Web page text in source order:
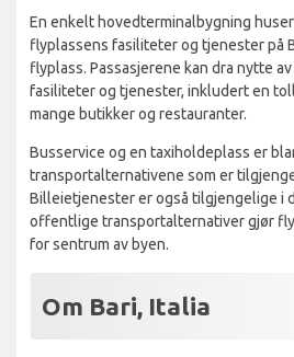
En enkelt hovedterminalbygning
flyplassens fasiliteter og tjenester på
flyplass. Passasjerene kan dra nytte
fasiliteter og tjenester, inkludert en
mange butikker og restauranter.
Busservice og en taxiholdeplass er
transportalternativene som er
Billeietjenester er også tilgjengelige i
offentlige transportalternativer gjør
for sentrum av byen.
Om Bari, Italia